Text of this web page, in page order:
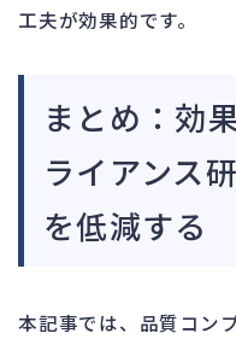
工夫が効果的です。
まとめ：効
ライアンス
を低減する
本記事では、品質コン